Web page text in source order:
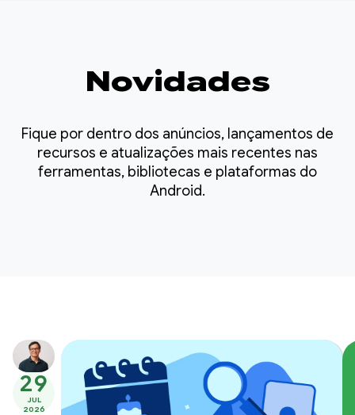
Novidades
Fique por dentro dos anúncios, lançamentos de
recursos e atualizações mais recentes nas
ferramentas, bibliotecas e plataformas do
Android.
29
JUL
2026